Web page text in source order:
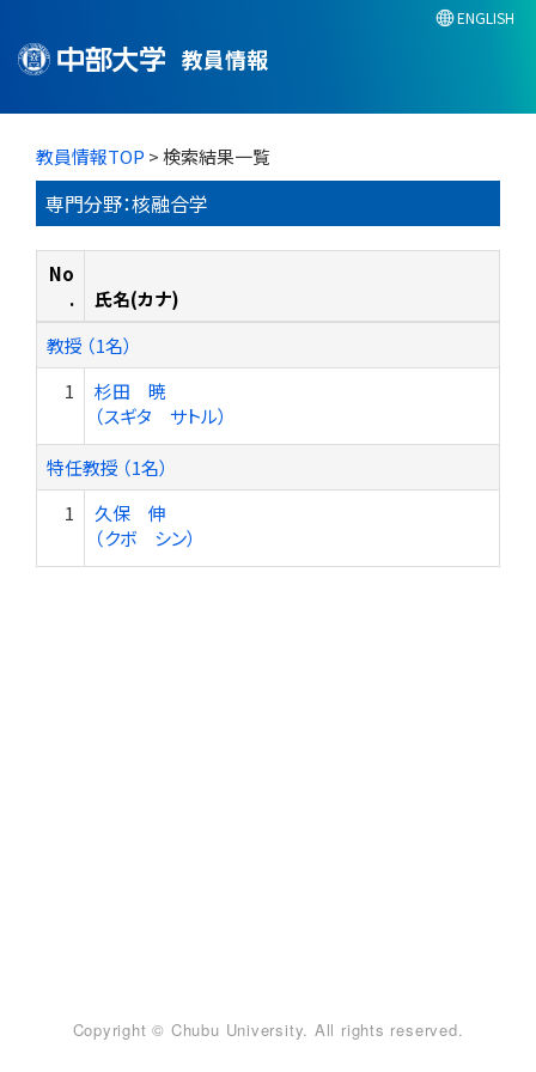
教員情報
ENGLISH
教員情報TOP > 検索結果一覧
専門分野：核融合学
No
.
氏名(カナ)
教授 （1名）
1
杉田 暁
（スギタ サトル）
特任教授 （1名）
1
久保 伸
（クボ シン）
Copyright © Chubu University. All rights reserved.